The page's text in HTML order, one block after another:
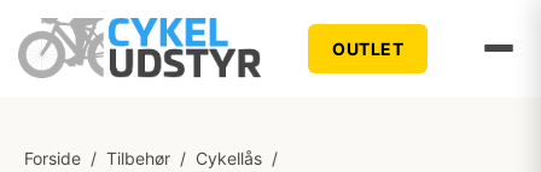
OUTLET
Forside / Tilbehør / Cykellås /